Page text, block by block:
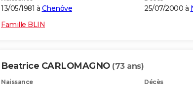
13/05/1981 à Chenôve 25/07/2000 à
Famille BLIN
Beatrice CARLOMAGNO (73 ans)
Naissance Décès